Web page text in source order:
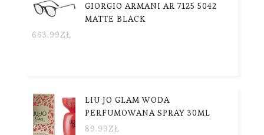
GIORGIO ARMANI AR 7125 5042
MATTE BLACK
663.99ZŁ
LIU JO GLAM WODA
PERFUMOWANA SPRAY 30ML
89.99ZŁ